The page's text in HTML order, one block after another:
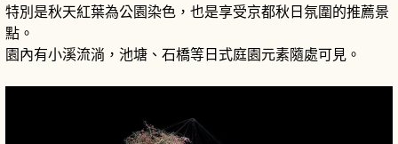
特別是秋天紅葉為公園染色，也是享受京都秋日氛圍的推薦景
點。
園內有小溪流淌，池塘、石橋等日式庭園元素隨處可見。